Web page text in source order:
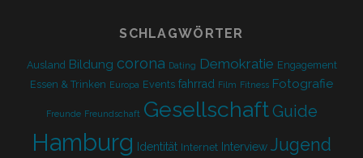
SCHLAGWÖRTER
Ausland Bildung corona Dating Demokratie Engagement
Essen & Trinken Europa Events fahrrad Film Fitness Fotografie
Freunde Freundschaft GesellschaftGuide
Hamburg Identität Internet Interview Jugend